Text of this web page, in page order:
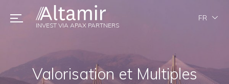
Valorisation et Multiples
INVEST VIA APAX PARTNERS
FR